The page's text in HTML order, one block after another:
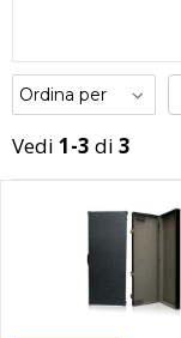
Vedi 1-3 di 3